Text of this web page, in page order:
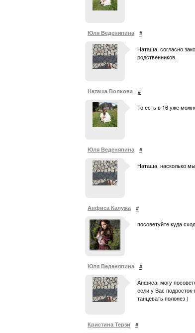
Юля Веденяпина #
Наташа, согласно
родственников.
Наташа Волкова #
То есть в 16 уже
Юля Веденяпина #
Наташа, насколько
Анфиса Калужа #
посоветуйте куда
Юля Веденяпина #
Анфиса, могу
если у Вас
танцевать полонез )
Кристина Терзи #